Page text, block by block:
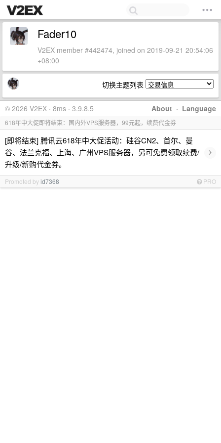
Fader10
V2EX member #442474, joined on 2019-09-21 20:54:06
+08:00
切换主题列表
About · Language
© 2026 V2EX · 8ms · 3.9.8.5
618年中大促即将结束：国内外VPS服务器，99元起，续费代金券
[即将结束] 腾讯云618年中大促活动：硅谷CN2、首尔、曼
谷、法兰克福、上海、广州VPS服务器，另可免费领取续费/
升级/新购代金券。
›
Promoted byid7368 PRO